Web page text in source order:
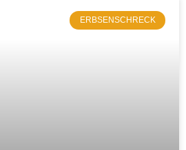
ERBSENSCHRECK